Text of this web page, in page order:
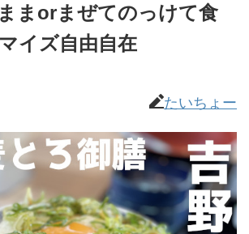
まorまぜてのっけて食
イズ自由自在
たいちょー